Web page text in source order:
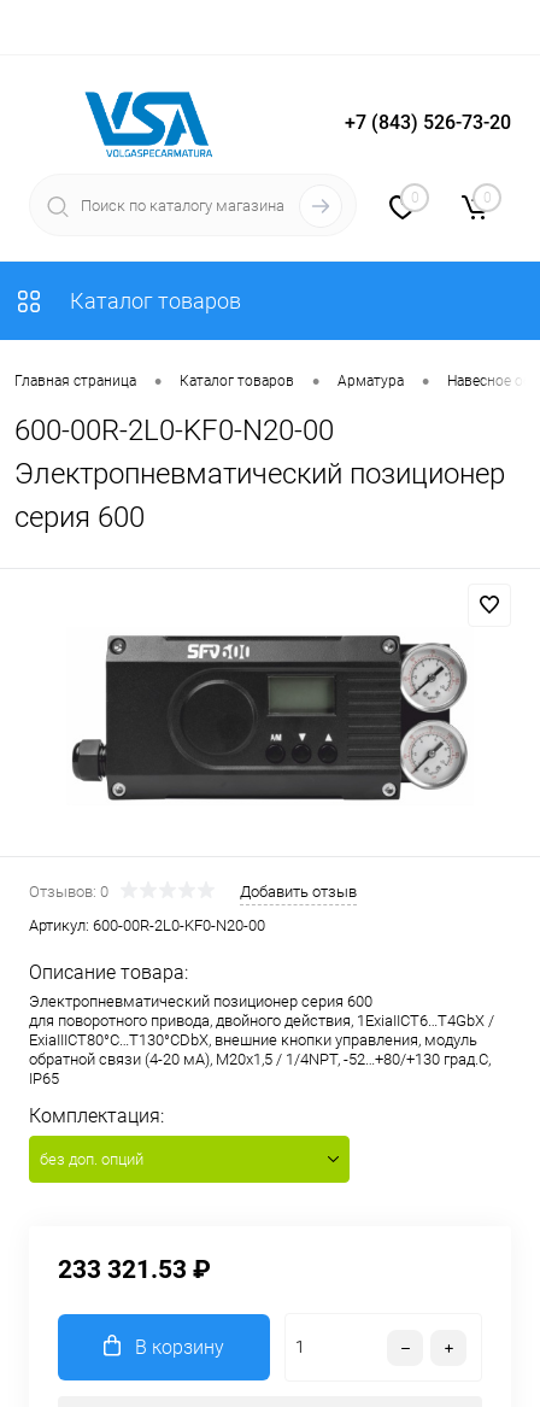
Вход Регистрация
+7 (843) 526-73-20
0 0
Каталог товаров
Главная страница • Каталог товаров • Арматура • Навесное
600-00R-2L0-KF0-N20-00
Электропневматический позиционер
серия 600
Отзывов: 0
Добавить отзыв
Артикул: 600-00R-2L0-KF0-N20-00
Описание товара:
Электропневматический позиционер серия 600
для поворотного привода, двойного действия, 1ExiaIICT6…T4GbX /
ExiaIIICT80°C…T130°CDbX, внешние кнопки управления, модуль
обратной связи (4-20 мА), M20x1,5 / 1/4NPT, -52…+80/+130 град.С,
IP65
Комплектация:
без доп. опций
233 321.53 ₽
В корзину